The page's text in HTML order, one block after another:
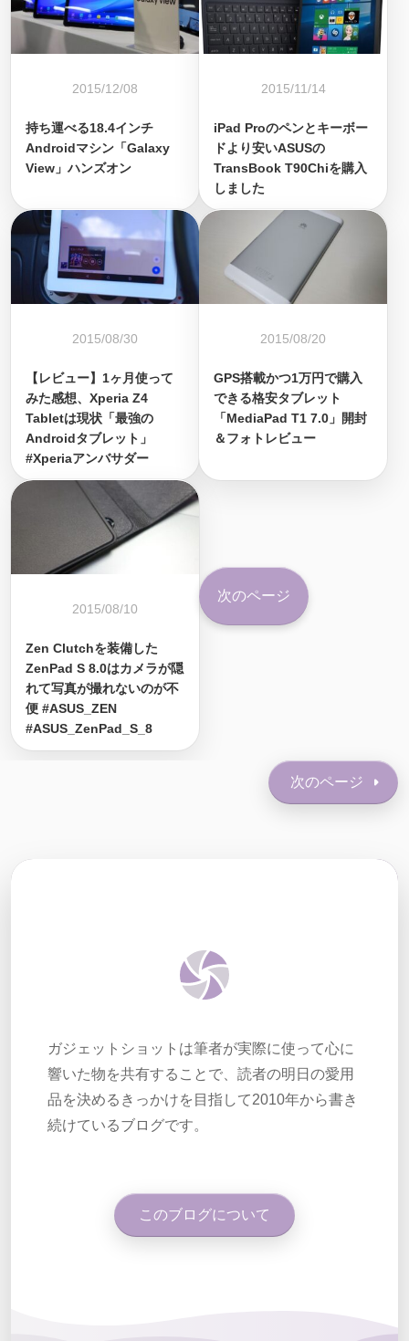
2015/12/08
持ち運べる18.4インチ
Androidマシン「Galaxy
View」ハンズオン
2015/11/14
iPad Proのペンとキーボー
ドより安いASUSの
TransBook T90Chiを購入
しました
2015/08/30
【レビュー】1ヶ月使って
みた感想、Xperia Z4
Tabletは現状「最強の
Androidタブレット」
#Xperiaアンバサダー
2015/08/20
GPS搭載かつ1万円で購入
できる格安タブレット
「MediaPad T1 7.0」開封
＆フォトレビュー
2015/08/10
Zen Clutchを装備した
ZenPad S 8.0はカメラが隠
れて写真が撮れないのが不
便 #ASUS_ZEN
#ASUS_ZenPad_S_8
次のページ
次のページ
ガジェットショットは筆者が実際に使って心に
響いた物を共有することで、読者の明日の愛用
品を決めるきっかけを目指して2010年から書き
続けているブログです。
このブログについて